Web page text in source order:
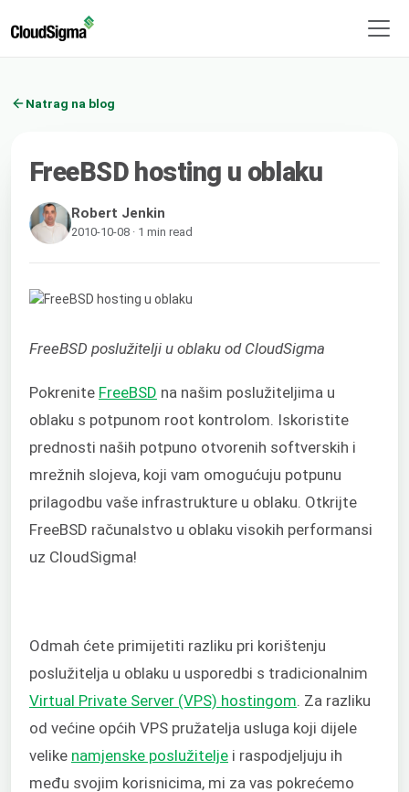
Natrag na blog
FreeBSD hosting u oblaku
Robert Jenkin
2010-10-08 · 1 min read
FreeBSD poslužitelji u oblaku od CloudSigma
Pokrenite FreeBSD na našim poslužiteljima u
oblaku s potpunom root kontrolom. Iskoristite
prednosti naših potpuno otvorenih softverskih i
mrežnih slojeva, koji vam omogućuju potpunu
prilagodbu vaše infrastrukture u oblaku. Otkrijte
FreeBSD računalstvo u oblaku visokih performansi
uz CloudSigma!
Odmah ćete primijetiti razliku pri korištenju
poslužitelja u oblaku u usporedbi s tradicionalnim
Virtual Private Server (VPS) hostingom. Za razliku
od većine općih VPS pružatelja usluga koji dijele
velike namjenske poslužitelje i raspodjeljuju ih
među svojim korisnicima, mi za vas pokrećemo